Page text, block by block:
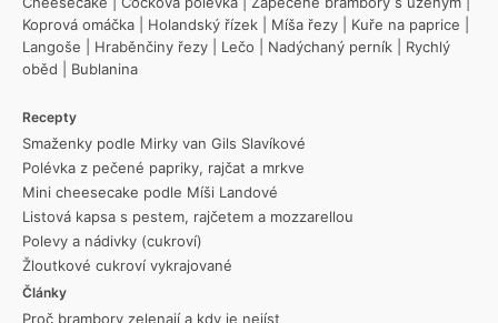
Koprová omáčka
Holandský řízek Míša řezy Kuře na paprice
Langoše
Hraběnčiny řezy Lečo Nadýchaný perník
Rychlý
oběd
Bublanina
Recepty
Smaženky podle Mirky van Gils Slavíkové
Polévka z pečené papriky, rajčat a mrkve
Mini cheesecake podle Míši Landové
Listová kapsa s pestem, rajčetem a mozzarellou
Polevy a nádivky (cukroví)
Žloutkové cukroví vykrajované
Články
Proč brambory zelenají a kdy je nejíst